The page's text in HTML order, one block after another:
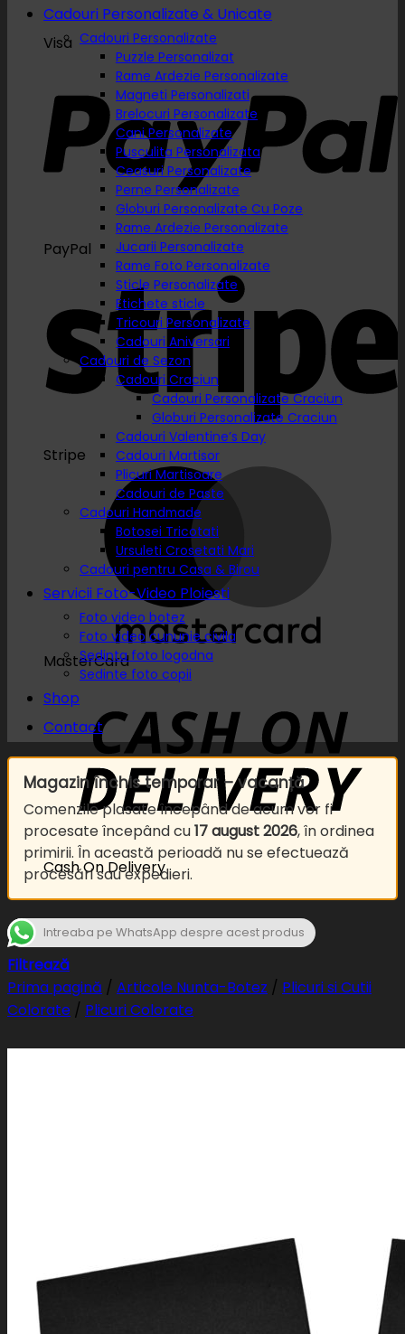
Visa
PayPal
Stripe
MasterCard
Cash On Delivery
Cadouri Personalizate & Unicate
Cadouri Personalizate
Puzzle Personalizat
Rame Ardezie Personalizate
Magneti Personalizati
Brelocuri Personalizate
Cani Personalizate
Pusculita Personalizata
Ceasuri Personalizate
Perne Personalizate
Globuri Personalizate Cu Poze
Rame Ardezie Personalizate
Jucarii Personalizate
Rame Foto Personalizate
Sticle Personalizate
Etichete sticle
Tricouri Personalizate
Cadouri Aniversari
Cadouri de Sezon
Cadouri Craciun
Cadouri Personalizate Craciun
Globuri Personalizate Craciun
Cadouri Valentine’s Day
Cadouri Martisor
Plicuri Martisoare
Cadouri de Paste
Cadouri Handmade
Botosei Tricotati
Ursuleti Crosetati Mari
Cadouri pentru Casa & Birou
Servicii Foto-Video Ploiesti
Foto video botez
Foto video cununie civila
Sedinta foto logodna
Sedinte foto copii
Shop
Contact
Magazin închis temporar – vacanță
Comenzile plasate începând de acum vor fi
procesate începând cu17 august 2026, în ordinea
primirii. În această perioadă nu se efectuează
procesări sau expedieri.
Intreaba pe WhatsApp despre acest produs
Filtrează
Prima pagină / Articole Nunta-Botez / Plicuri si Cutii
Colorate / Plicuri Colorate